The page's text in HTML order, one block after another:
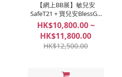
【網上BB展】敏兒安
SafeT21 + 寶兒安BlessGD
(📌滿 $3500 必入碼：折扣、
好禮任你揀！)
HK$10,800.00 ~
HK$11,800.00
HK$12,500.00